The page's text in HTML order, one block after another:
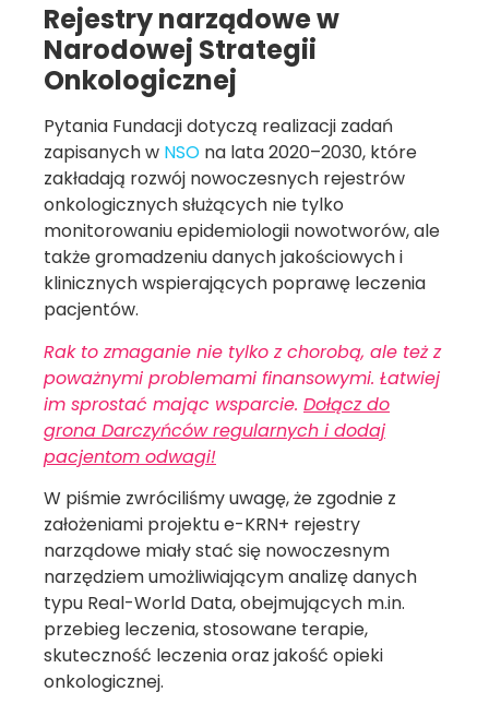
Rejestry narządowe w
Narodowej Strategii
Onkologicznej
Pytania Fundacji dotyczą realizacji zadań
zapisanych w NSO na lata 2020–2030, które
zakładają rozwój nowoczesnych rejestrów
onkologicznych służących nie tylko
monitorowaniu epidemiologii nowotworów, ale
także gromadzeniu danych jakościowych i
klinicznych wspierających poprawę leczenia
pacjentów.
Rak to zmaganie nie tylko z chorobą, ale też z
poważnymi problemami finansowymi. Łatwiej
im sprostać mając wsparcie. Dołącz do
grona Darczyńców regularnych i dodaj
pacjentom odwagi!
W piśmie zwróciliśmy uwagę, że zgodnie z
założeniami projektu e-KRN+ rejestry
narządowe miały stać się nowoczesnym
narzędziem umożliwiającym analizę danych
typu Real-World Data, obejmujących m.in.
przebieg leczenia, stosowane terapie,
skuteczność leczenia oraz jakość opieki
onkologicznej.